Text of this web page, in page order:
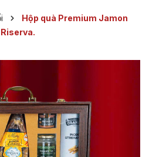
Hộp quà Premium Jamon
Riserva.